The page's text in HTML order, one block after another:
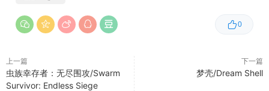
0
上一篇
虫族幸存者：无尽围攻/Swarm
Survivor: Endless Siege
下一篇
梦壳/Dream Shell